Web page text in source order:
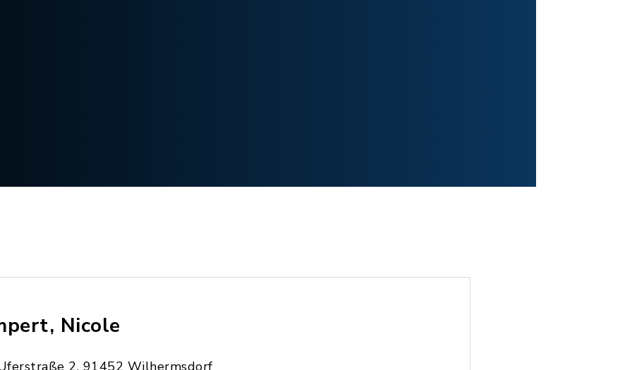
Nicole
2, 91452 Wilhermsdorf